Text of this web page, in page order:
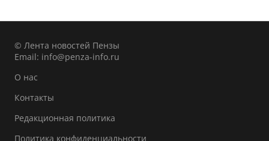
© Лента новостей Пензы
Email: info@penza-info.ru
О нас
Контакты
Редакционная политика
Политика конфиденциальности